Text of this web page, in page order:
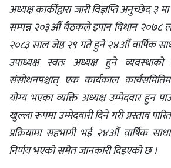
अध्यक्ष कार्कीद्वारा जारी विज्ञप्ति अनुच्छेद
सम्पन्न २०३औँ बैठकले इपान विधान २०७८
२०८३ साल जेष्ठ २९ गते हुने २४औँ वार्षिक
उपाध्यक्ष स्वतः अध्यक्ष हुने
संसोधनपश्चात् एक कार्यकाल
योग्य भएका व्यक्ति अध्यक्ष उम्मेदवार हुन
खुल्ला रूपमा उम्मेदवारी दिने गरी प्रस्ताव
प्रक्रियामा सहभागी भई २४औँ वार्षिक
निर्णय भएको समेत जानकारी दिइएको छ ।